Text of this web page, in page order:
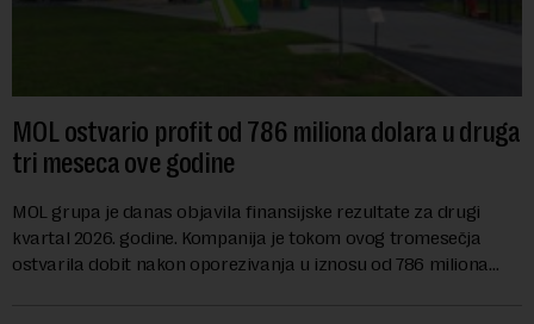
MOL ostvario profit od 786 miliona dolara u druga
tri meseca ove godine
MOL grupa je danas objavila finansijske rezultate za drugi
kvartal 2026. godine. Kompanija je tokom ovog tromesečja
ostvarila dobit nakon oporezivanja u iznosu od 786 miliona